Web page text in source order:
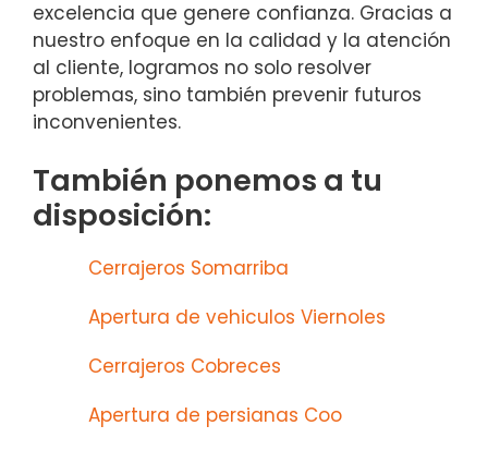
excelencia que genere confianza. Gracias a
nuestro enfoque en la calidad y la atención
al cliente, logramos no solo resolver
problemas, sino también prevenir futuros
inconvenientes.
También ponemos a tu
disposición:
Cerrajeros Somarriba
Apertura de vehiculos Viernoles
Cerrajeros Cobreces
Apertura de persianas Coo